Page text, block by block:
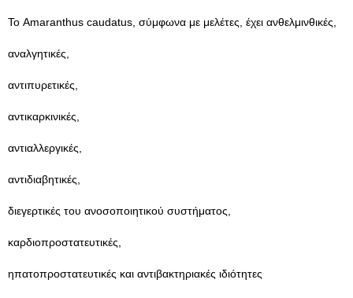
Το Amaranthus caudatus, σύμφωνα με μελέτες, έχει ανθελμινθικές,
αναλγητικές,
αντιπυρετικές,
αντικαρκινικές,
αντιαλλεργικές,
αντιδιαβητικές,
διεγερτικές του ανοσοποιητικού συστήματος,
καρδιοπροστατευτικές,
ηπατοπροστατευτικές και αντιβακτηριακές ιδιότητες